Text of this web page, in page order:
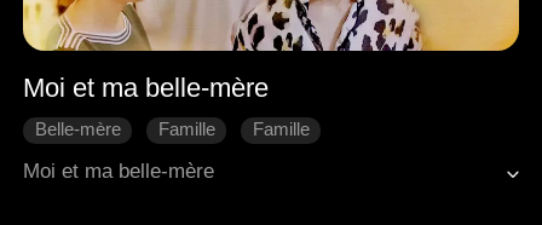
Moi et ma belle-mère
Belle-mère Famille Famille
Moi et ma belle-mère